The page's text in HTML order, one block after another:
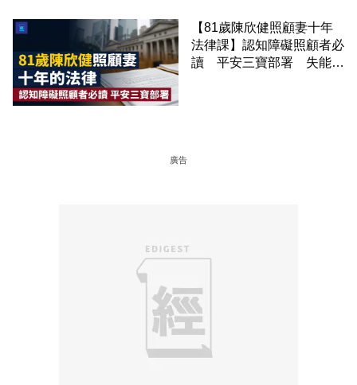
【81歲陳欣健照顧妻十年
法律課】認知障礙照顧者必
讀 平安三寶部署 失能前
廣告